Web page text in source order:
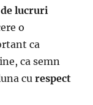
lucruri
o
ca
ca semn
curespect